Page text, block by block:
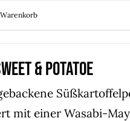
& POTATOE
mit einer Wasabi-